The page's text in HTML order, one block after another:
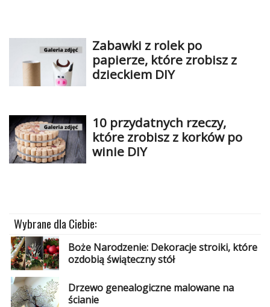
Malarstwo
Najlepsze
Kategorie
Dodaj
Dodaj
artykuł
Dodaj
galerię
Zabawki z rolek po
papierze, które zrobisz z
dzieckiem DIY
10 przydatnych rzeczy,
które zrobisz z korków po
winie DIY
Wybrane dla Ciebie:
Boże Narodzenie: Dekoracje stroiki, które
ozdobią świąteczny stół
Drzewo genealogiczne malowane na
ścianie